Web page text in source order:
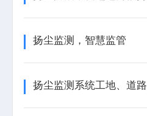
扬尘监测，智慧监管